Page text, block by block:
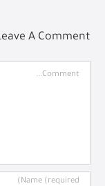
A Comment
Comment